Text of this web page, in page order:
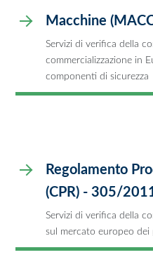
Macchine
Servizi di verifica della
commercializzazione in
componenti di sicurezza
Regolamento
(CPR) - 305/
Servizi di verifica della
sul mercato europeo